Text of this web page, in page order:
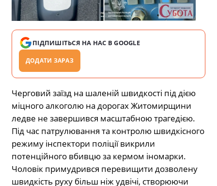
ПІДПИШІТЬСЯ НА НАС В GOOGLE
ДОДАТИ ЗАРАЗ
Черговий заїзд на шаленій швидкості під дією
міцного алкоголю на дорогах Житомирщини
ледве не завершився масштабною трагедією.
Під час патрулювання та контролю швидкісного
режиму інспектори поліції викрили
потенційного вбивцю за кермом іномарки.
Чоловік примудрився перевищити дозволену
швидкість руху більш ніж удвічі, створюючи